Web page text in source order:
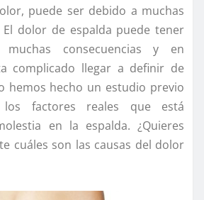
puede ser debido a muchas
El dolor de espalda puede tener
consecuencias y en
complicado llegar a definir de
hemos hecho un estudio previo
factores reales que está
en la espalda. ¿Quieres
cuáles son las causas del dolor